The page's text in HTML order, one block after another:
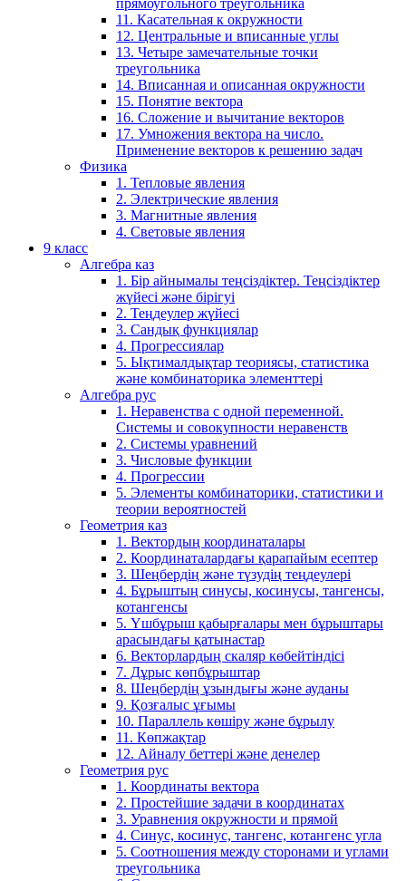
11. Касательная к окружности
12. Центральные и вписанные углы
13. Четыре замечательные точки
треугольника
14. Вписанная и описанная окружности
15. Понятие вектора
16. Сложение и вычитание векторов
17. Умножения вектора на число.
Применение векторов к решению задач
Физика
1. Тепловые явления
2. Электрические явления
3. Магнитные явления
4. Световые явления
9 класс
Алгебра каз
1. Бір айнымалы теңсіздіктер. Теңсіздіктер
жүйесі және бірігуі
2. Теңдеулер жүйесі
3. Сандық функциялар
4. Прогрессиялар
5. Ықтималдықтар теориясы, статистика
және комбинаторика элементтері
Алгебра рус
1. Неравенства с одной переменной.
Системы и совокупности неравенств
2. Системы уравнений
3. Числовые функции
4. Прогрессии
5. Элементы комбинаторики, статистики и
теории вероятностей
Геометрия каз
1. Вектордың координаталары
2. Координаталардағы қарапайым есептер
3. Шеңбердің және түзудің теңдеулері
4. Бұрыштың синусы, косинусы, тангенсы,
котангенсы
5. Үшбұрыш қабырғалары мен бұрыштары
арасындағы қатынастар
6. Векторлардың скаляр көбейтіндісі
7. Дұрыс көпбұрыштар
8. Шеңбердің ұзындығы және ауданы
9. Қозғалыс ұғымы
10. Параллель көшіру және бұрылу
11. Көпжақтар
12. Айналу беттері және денелер
Геометрия рус
1. Координаты вектора
2. Простейшие задачи в координатах
3. Уравнения окружности и прямой
4. Синус, косинус, тангенс, котангенс угла
5. Соотношения между сторонами и углами
треугольника